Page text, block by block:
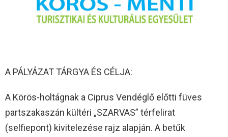
A PÁLYÁZAT TÁRGYA ÉS CÉLJA:
A Körös-holtágnak a Ciprus Vendéglő előtti füves
partszakaszán kültéri „SZARVAS” térfelirat
(selfiepont) kivitelezése rajz alapján. A betűk